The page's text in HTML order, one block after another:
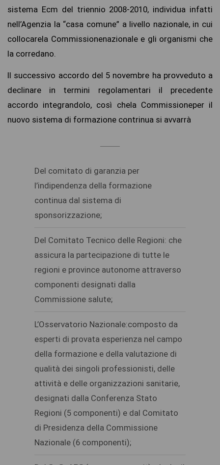
sistema Ecm del triennio 2008-2010, individua infatti
nell’Agenzia la “casa comune” a livello nazionale, in cui
collocarela Commissionenazionale e gli organismi che
la corredano.
Il successivo accordo del 5 novembre ha provveduto a
declinare in termini regolamentari il precedente
accordo integrandolo, così chela Commissioneper il
nuovo sistema di formazione contrinua si avvarrà
Del comitato di garanzia per
l’indipendenza della formazione
continua dal sistema di
sponsorizzazione;
Del Comitato Tecnico delle Regioni: che
assicura la partecipazione di tutte le
regioni e province autonome attraverso
componenti designati dalla
Commissione salute;
L’Osservatorio Nazionale:composto da
esperti di provata esperienza nel campo
della formazione e della valutazione di
qualità dei singoli professionisti, delle
attività e delle organizzazioni sanitarie,
designati dalla Conferenza Stato
Regioni (5 componenti) e dal Comitato
di Presidenza della Commissione
Nazionale (6 componenti);